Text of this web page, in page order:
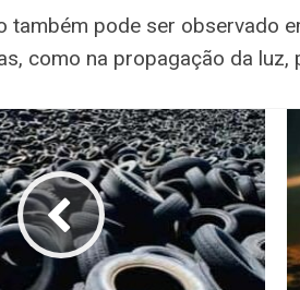
também pode ser observado
como na propagação da luz,